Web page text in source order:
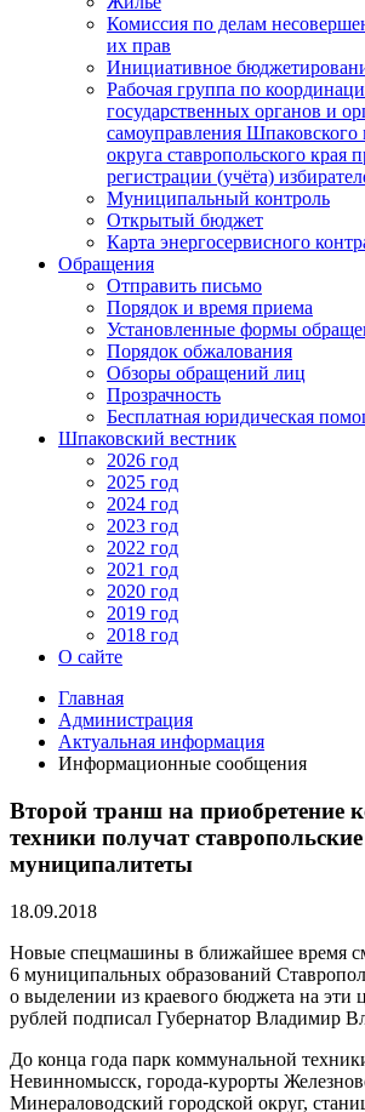
Комиссия по делам
их прав
Инициативное
Рабочая группа по
государственных органов и
самоуправления
округа ставропольского края
регистрации (учёта)
Муниципальный контроль
Открытый бюджет
Карта энергосервисного
Обращения
Отправить письмо
Порядок и время приема
Установленные формы
Порядок обжалования
Обзоры обращений лиц
Прозрачность
Бесплатная юридическая
Шпаковский вестник
2026 год
2025 год
2024 год
2023 год
2022 год
2021 год
2020 год
2019 год
2018 год
О сайте
Главная
Администрация
Актуальная информация
Информационные сообщения
Второй транш на приобретение
техники получат ставропольские
муниципалитеты
18.09.2018
Новые спецмашины в ближайшее время
6 муниципальных образований
о выделении из краевого бюджета на эти
рублей подписал Губернатор Владимир
До конца года парк коммунальной
Невинномысск, города-курорты
Минераловодский городской округ,